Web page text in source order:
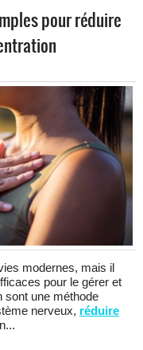
pour réduire
modernes, mais il
pour le gérer et
sont une méthode
nerveux, réduire